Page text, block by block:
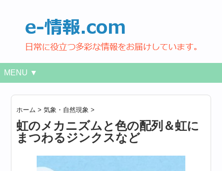
MENU ▼
ホーム >気象・自然現象 >
虹のメカニズムと色の配列＆虹に
まつわるジンクスなど